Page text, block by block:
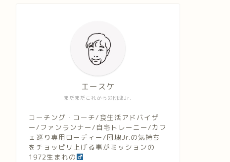
まだまだこれからの団塊Jr.
エースケ
コーチング・コーチ/食生活アドバイザ
ー/ファンランナー/自宅トレーニー/カフ
ェ巡り専用ローディー/団塊Jr.の気持ち
をチョッピリ上げる事がミッションの
1972生まれの